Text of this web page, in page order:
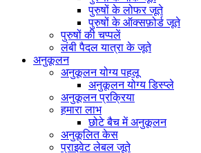
पुरुषों के लोफर जूते
पुरुषों के ऑक्सफ़ोर्ड जूते
पुरुषों की चप्पलें
लंबी पैदल यात्रा के जूते
अनुकूलन
अनुकूलन योग्य पहलू
अनुकूलन योग्य डिस्प्ले
अनुकूलन प्रक्रिया
हमारा लाभ
छोटे बैच में अनुकूलन
अनुकूलित केस
प्राइवेट लेबल जूते